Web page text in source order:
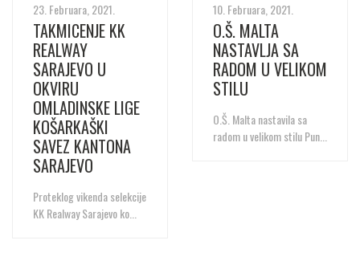
23. Februara, 2021.
TAKMICENJE KK
REALWAY
SARAJEVO U
OKVIRU
OMLADINSKE LIGE
KOŠARKAŠKI
SAVEZ KANTONA
SARAJEVO
Proteklog vikenda selekcije
KK Realway Sarajevo ko...
10. Februara, 2021.
O.Š. MALTA
NASTAVLJA SA
RADOM U VELIKOM
STILU
O.Š. Malta nastavila sa
radom u velikom stilu Pun...